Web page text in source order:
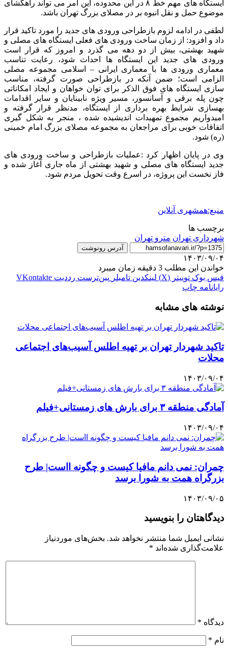
ایستگاه های مهم خط ۸ در این محدوده، این امر می تواند راهگشای
موضوع حمل و نقل انبوه بر در مصلای بزرگ تهران باشد.
لطفی در ادامه لزوم بازطراحی ورودی های جدید را مورد تاکید قرار
داد و افزود: از زمان ساخت ورودی های فعلی ایستگاه های مصلی و
شهید بهشتی، بیش از دو دهه می گذرد و امروز که قرار است
ورودی های جدید این ایستگاه ها احداث شود، رعایت تناسب
معماری ورودی ها با معماری ایرانی – اسلامی مجموعه مصلی
الزامی است؛ ضمن آنکه در بازطراحی صورت گرفته، مناسب
سازی ایستگاه های فوق الذکر برای توان خواهان و ایجاد امکاناتی
چون پله برقی و آسانسور، مسیر ویژه نابینایان و سایر اقدامات
بهسازی شرایط بهره برداری از ایستگاه، مدنظر قرار گرفته و
امیدواریم مجموع تمهیدات اندیشیده شده ، منجر به شکل گیری
اتفاقات خوبی برای مراجعان به مجموعه مصلای بزرگ امام خمینی
(ره) شود.
وی در پایان اظهار کرد :عملیات بازطراحی و ساخت ورودی های
جدید ایستگاه های مصلی و شهید بهشتی از ماه جاری آغاز شده و
فاز نخست این پروژه، در اسرع وقت تحویل مردم شود.
منبع:همشهری آنلاین
برچسب ها
شهردارى تهران مترو تهران
آدرس رونوشت
۱۴۰۳/۰۹/۰۴
خواندن این مطلب 3 دقیقه زمان میبرد
فیس بوک توییتر (X) لینکدین ‫تامبلر ‫پین‌ترست ‫رددیت ‫VKontakte
رایانامه چاپ
نوشته های مشابه
تاکید شهردار تهران بر تهیه اطلس آسیب‌های اجتماعی
محلات
۱۴۰۳/۰۹/۰۴
آمادگی منطقه ۳ برای بارش های زمستانی+فیلم
۱۴۰۳/۰۹/۰۴
چمران: نمی دانم مافیا کیست و چگونه ااست| طرح
بزرگراه همت به شورا برسد
۱۴۰۳/۰۹/۰۵
دیدگاهتان را بنویسید
نشانی ایمیل شما منتشر نخواهد شد. بخش‌های موردنیاز
علامت‌گذاری شده‌اند *
دیدگاه *
نام *